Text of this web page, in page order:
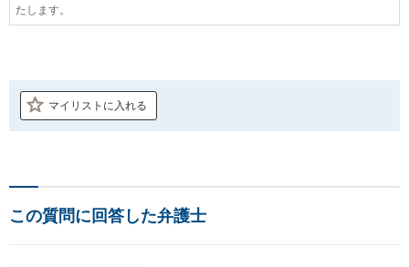
たします。
マイリストに入れる
この質問に回答した弁護士